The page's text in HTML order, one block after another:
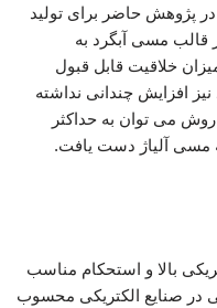
در پژوهش حاضر برای تولید
قالب مسی آبگرد به
خلاقیت قابل قبول
افزایش چندانی نداشته
روش می توان به حداکثر
بالا و استحکام مناسب
در صنایع الکتریکی محسوب